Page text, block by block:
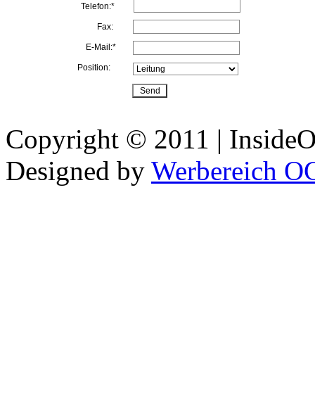
Telefon:*
E-Mail:*
Fax:
Position:
Copyright © 2011 |
Designed by Werbereich